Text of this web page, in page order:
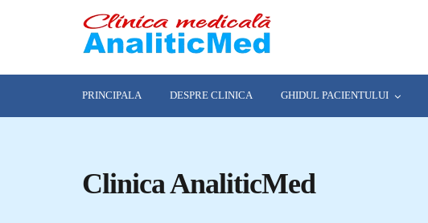
PRINCIPALA DESPRE CLINICA GHIDUL PACIENTULUI
Clinica AnaliticMed